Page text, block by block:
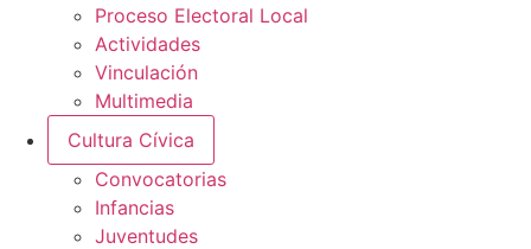
Proceso Electoral Local
Actividades
Vinculación
Multimedia
Cultura Cívica
Convocatorias
Infancias
Juventudes